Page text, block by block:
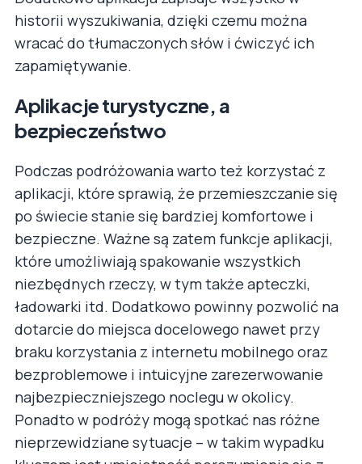
historii wyszukiwania, dzięki czemu można
wracać do tłumaczonych słów i ćwiczyć ich
zapamiętywanie.
Aplikacje turystyczne, a
bezpieczeństwo
Podczas podróżowania warto też korzystać z
aplikacji, które sprawią, że przemieszczanie się
po świecie stanie się bardziej komfortowe i
bezpieczne. Ważne są zatem funkcje aplikacji,
które umożliwiają spakowanie wszystkich
niezbędnych rzeczy, w tym także apteczki,
ładowarki itd. Dodatkowo powinny pozwolić na
dotarcie do miejsca docelowego nawet przy
braku korzystania z internetu mobilnego oraz
bezproblemowe i intuicyjne zarezerwowanie
najbezpieczniejszego noclegu w okolicy.
Ponadto w podróży mogą spotkać nas różne
nieprzewidziane sytuacje – w takim wypadku